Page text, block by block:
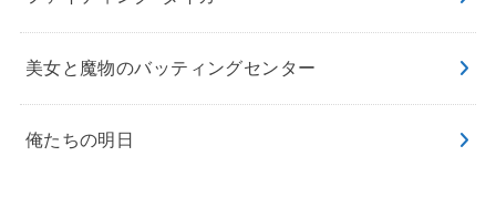
美女と魔物のバッティングセンター
俺たちの明日